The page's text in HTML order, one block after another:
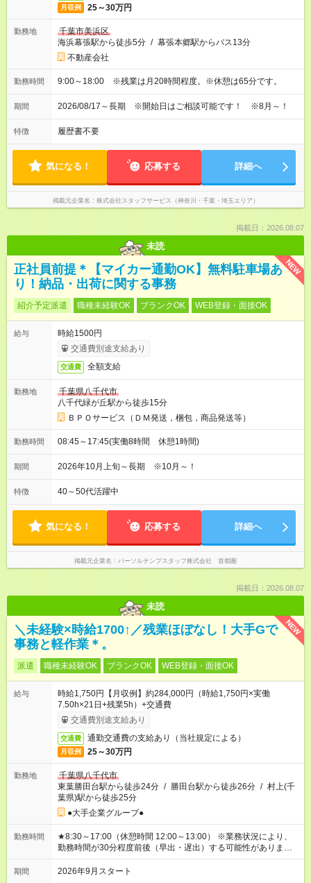
月収例 25～30万円
勤務地
千葉市美浜区
海浜幕張駅から徒歩5分 / 幕張本郷駅からバス13分
不動産会社
勤務時間 9:00～18:00 ※残業は月20時間程度。※休憩は65分です。
期間 2026/08/17～長期 ※開始日はご相談可能です！ ※8月～！
特徴 履歴書不要
気になる！ 応募する 詳細へ
掲載元企業名 株式会社スタッフサービス（神奈川・千葉・埼玉エリア）
掲載日：2026.08.07
未読
NEW
正社員前提＊【マイカー通勤OK】無料駐車場あ
り！納品・出荷に関する事務
紹介予定派遣 職種未経験OK ブランクOK WEB登録・面接OK
給与
時給1500円
交通費別途支給あり
交通費 全額支給
勤務地
千葉県八千代市
八千代緑が丘駅から徒歩15分
ＢＰＯサービス（ＤＭ発送，梱包，商品発送等）
勤務時間 08:45～17:45(実働8時間 休憩1時間)
期間 2026年10月上旬～長期 ※10月～！
特徴 40～50代活躍中
気になる！ 応募する 詳細へ
掲載元企業名 パーソルテンプスタッフ株式会社 首都圏
掲載日：2026.08.07
未読
NEW
＼未経験×時給1700↑／残業ほぼなし！大手Gで
事務と軽作業＊。
派遣 職種未経験OK ブランクOK WEB登録・面接OK
給与
時給1,750円【月収例】約284,000円（時給1,750円×実働
7.50h×21日+残業5h）+交通費
交通費別途支給あり
交通費 通勤交通費の支給あり（当社規定による）
月収例 25～30万円
勤務地
千葉県八千代市
東葉勝田台駅から徒歩24分 / 勝田台駅から徒歩26分 / 村上(千
葉県)駅から徒歩25分
●大手企業グループ●
勤務時間
★8:30～17:00（休憩時間 12:00～13:00） ※業務状況により、
勤務時間が30分程度前後（早出・遅出）する可能性がありま
す。
期間 2026年9月スタート